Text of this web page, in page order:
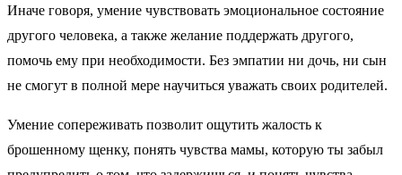
Иначе говоря, умение чувствовать эмоциональное состояние
другого человека, а также желание поддержать другого,
помочь ему при необходимости. Без эмпатии ни дочь, ни сын
не смогут в полной мере научиться уважать своих родителей.
Умение сопереживать позволит ощутить жалость к
брошенному щенку, понять чувства мамы, которую ты забыл